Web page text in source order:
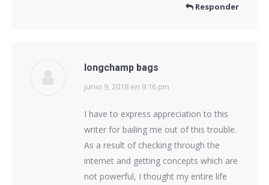
Responder
longchamp bags
dice:
junio 9, 2018 en 9:16 pm
I have to express appreciation to this
writer for bailing me out of this trouble.
As a result of checking through the
internet and getting concepts which are
not powerful, I thought my entire life